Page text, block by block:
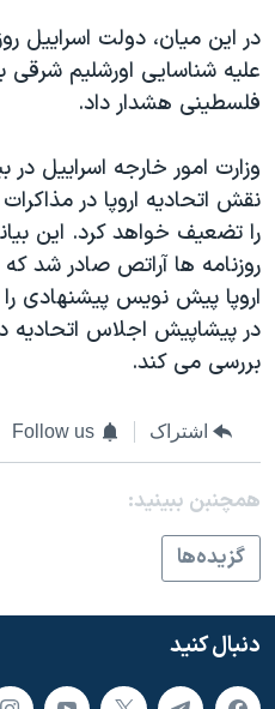
در این میان، دولت اسراییل
علیه شناسایی اورشلیم شرقی
فلسطینی هشدار داد.
وزارت امور خارجه اسراییل
نقش اتحادیه اروپا در
را تضعیف خواهد کرد. این
روزنامه ها آراتص صادر شد
اروپا پیش نویس پیشنهادی
در پیشاپیش اجلاس اتحادیه
بررسی می کند.
اشتراک Follow us
همچنبن ببینید:
گزيده‌ها
دنبال کنید